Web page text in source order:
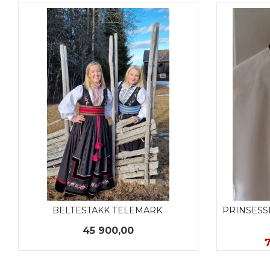
BELTESTAKK TELEMARK.
Pris
45 900,00